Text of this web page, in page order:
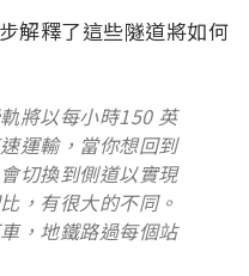
解釋了這些隧道將如何
將以每小時150 英
運輸，當你想回到
切換到側道以實現
，有很大的不同。
，地鐵路過每個站